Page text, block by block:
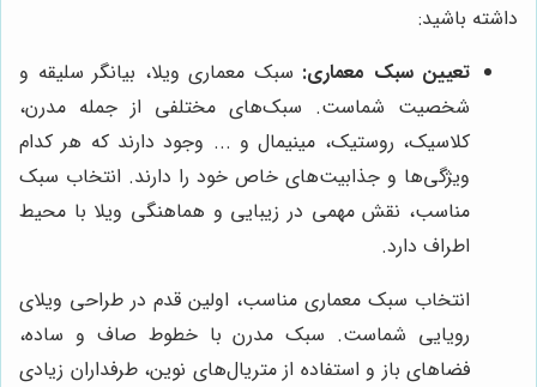
داشته باشید:
تعیین سبک معماری: سبک معماری ویلا، بیانگر سلیقه و
شخصیت شماست. سبک‌های مختلفی از جمله مدرن،
کلاسیک، روستیک، مینیمال و ... وجود دارند که هر کدام
ویژگی‌ها و جذابیت‌های خاص خود را دارند. انتخاب سبک
مناسب، نقش مهمی در زیبایی و هماهنگی ویلا با محیط
اطراف دارد.
انتخاب سبک معماری مناسب، اولین قدم در طراحی ویلای
رویایی شماست. سبک مدرن با خطوط صاف و ساده،
فضاهای باز و استفاده از متریال‌های نوین، طرفداران زیادی